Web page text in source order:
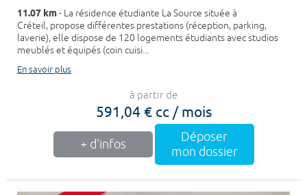
11.07 km- La résidence étudiante La Source située à
Créteil, propose différentes prestations (réception, parking,
laverie), elle dispose de 120 logements étudiants avec studios
meublés et équipés (coin cuisi...
En savoir plus
à partir de
591,04 € cc / mois
+ d'infos
Déposer
mon dossier